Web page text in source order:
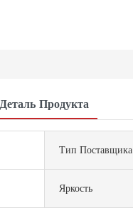
Деталь Продукта
Тип Поставщика
Яркость